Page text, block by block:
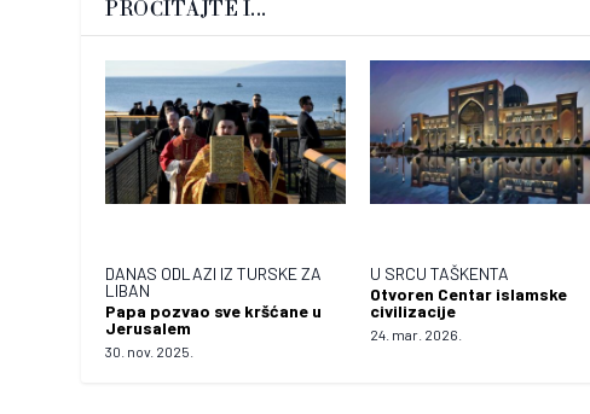
PROČITAJTE I...
DANAS ODLAZI IZ TURSKE ZA
LIBAN
Papa pozvao sve kršćane u
Jerusalem
30. nov. 2025.
U SRCU TAŠKENTA
Otvoren Centar islamske
civilizacije
24. mar. 2026.